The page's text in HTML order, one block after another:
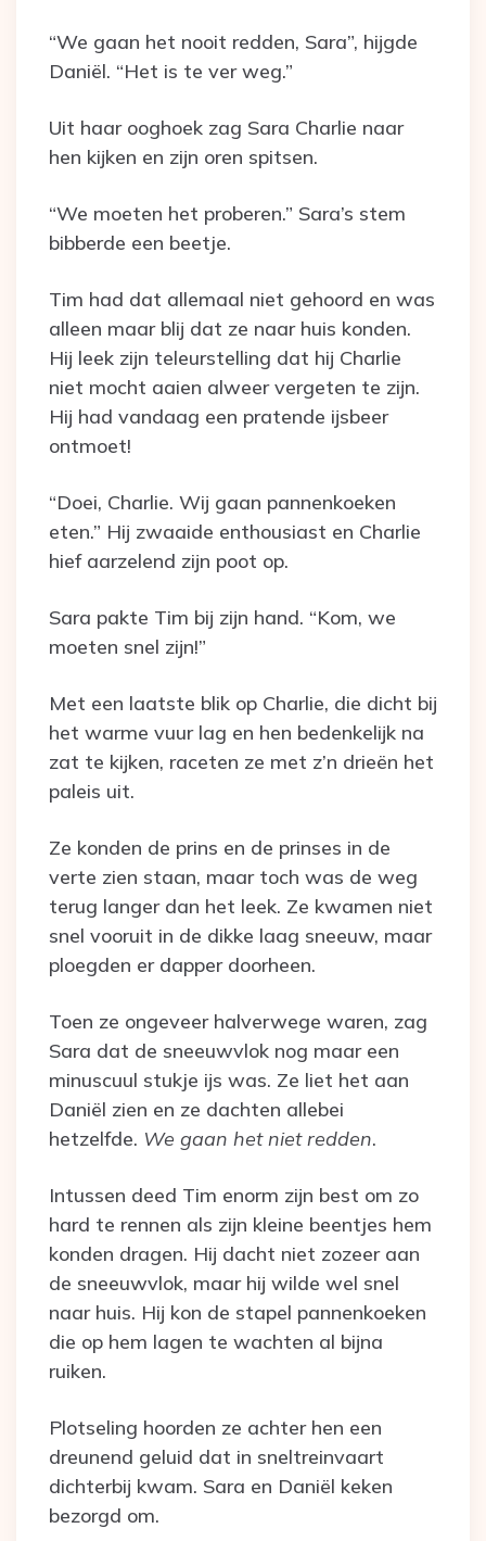
“We gaan het nooit redden, Sara”, hijgde
Daniël. “Het is te ver weg.”
Uit haar ooghoek zag Sara Charlie naar
hen kijken en zijn oren spitsen.
“We moeten het proberen.” Sara’s stem
bibberde een beetje.
Tim had dat allemaal niet gehoord en was
alleen maar blij dat ze naar huis konden.
Hij leek zijn teleurstelling dat hij Charlie
niet mocht aaien alweer vergeten te zijn.
Hij had vandaag een pratende ijsbeer
ontmoet!
“Doei, Charlie. Wij gaan pannenkoeken
eten.” Hij zwaaide enthousiast en Charlie
hief aarzelend zijn poot op.
Sara pakte Tim bij zijn hand. “Kom, we
moeten snel zijn!”
Met een laatste blik op Charlie, die dicht bij
het warme vuur lag en hen bedenkelijk na
zat te kijken, raceten ze met z’n drieën het
paleis uit.
Ze konden de prins en de prinses in de
verte zien staan, maar toch was de weg
terug langer dan het leek. Ze kwamen niet
snel vooruit in de dikke laag sneeuw, maar
ploegden er dapper doorheen.
Toen ze ongeveer halverwege waren, zag
Sara dat de sneeuwvlok nog maar een
minuscuul stukje ijs was. Ze liet het aan
Daniël zien en ze dachten allebei
hetzelfde. We gaan het niet redden.
Intussen deed Tim enorm zijn best om zo
hard te rennen als zijn kleine beentjes hem
konden dragen. Hij dacht niet zozeer aan
de sneeuwvlok, maar hij wilde wel snel
naar huis. Hij kon de stapel pannenkoeken
die op hem lagen te wachten al bijna
ruiken.
Plotseling hoorden ze achter hen een
dreunend geluid dat in sneltreinvaart
dichterbij kwam. Sara en Daniël keken
bezorgd om.